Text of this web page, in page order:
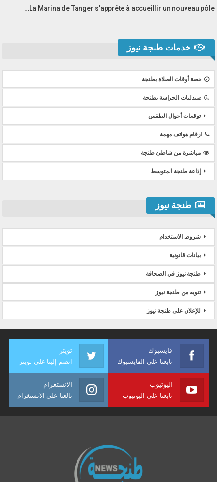
La Marina de Tanger s’apprête à accueillir un nouveau pôle…
خدمات طنجة نيوز
حصة أوقات الصلاة بطنجة
صيدليات الحراسة بطنجة
توقعات أحوال الطقس
ارقام هواتف مهمة
مباشرة من شاطئ طنجة
إذاعة طنجة المتوسط
طنجة نيوز
شروط الاستخدام
بيانات قانونية
طنجة نيوز في الصحافة
تنويه من طنجة نيوز
للإعلان على طنجة نيوز
فايسبوك
تابعنا على الفايسبوك
تويتر
انضم إلينا على تويتر
اليوتيوب
تابعنا على اليوتيوب
الانستغرام
تالعنا على الانستغرام